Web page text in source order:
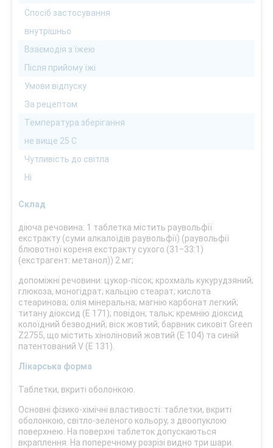
Спосіб застосування
внутрішньо
Взаємодія з їжею
Після прийому їжі
Умови відпуску
За рецептом
Температура зберігання
не вище 25 С
Чутливість до світла
Ні
Склад
діюча речовина: 1 таблетка містить раувольфії
екстракту (суми алкалоїдів раувольфії) (раувольфії
блювотної кореня екстракту сухого (31‒33:1)
(екстрагент: метанол)) 2 мг;
допоміжні речовини: цукор-пісок; крохмаль кукурудзяний;
глюкоза, моногідрат; кальцію стеарат; кислота
стеаринова; олія мінеральна; магнію карбонат легкий;
титану діоксид (Е 171); повідон; тальк; кремнію діоксид
колоїдний безводний; віск жовтий; барвник сиковіт Green
Z2755, що містить хіноліновий жовтий (Е 104) та синій
патентований V (Е 131).
Лікарська форма
Таблетки, вкриті оболонкою.
Основні фізико-хімічні властивості: таблетки, вкриті
оболонкою, світло-зеленого кольору, з двоопуклою
поверхнею. На поверхні таблеток допускаються
вкраплення. На поперечному розрізі видно три шари.